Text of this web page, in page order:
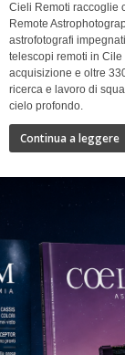
Cieli Remoti raccoglie
Remote
astrofotografi
telescopi remoti in
acquisizione e oltre
ricerca e lavoro di
cielo profondo.
Continua a leggere